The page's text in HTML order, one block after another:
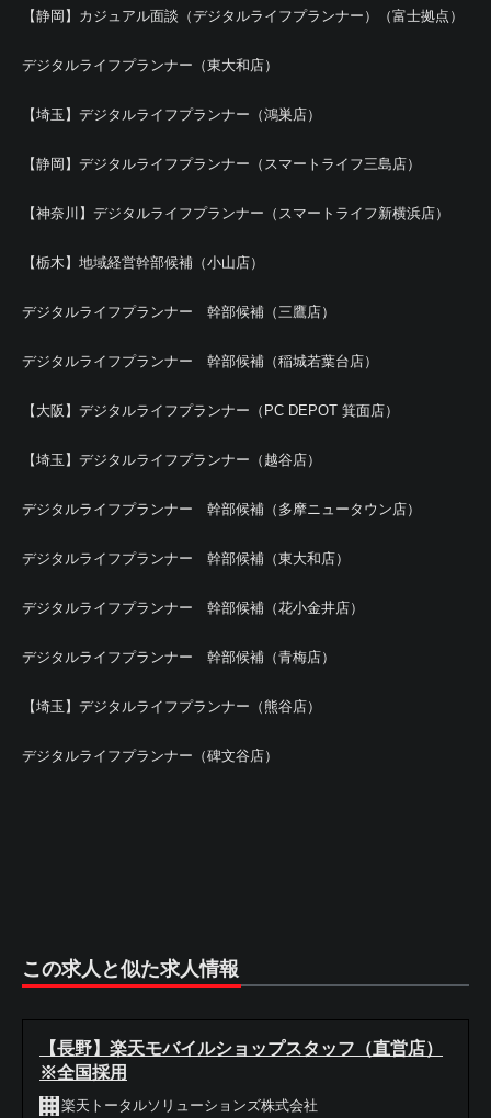
【静岡】カジュアル面談（デジタルライフプランナー）（富士拠点）
デジタルライフプランナー（東大和店）
【埼玉】デジタルライフプランナー（鴻巣店）
【静岡】デジタルライフプランナー（スマートライフ三島店）
【神奈川】デジタルライフプランナー（スマートライフ新横浜店）
【栃木】地域経営幹部候補（小山店）
デジタルライフプランナー 幹部候補（三鷹店）
デジタルライフプランナー 幹部候補（稲城若葉台店）
【大阪】デジタルライフプランナー（PC DEPOT 箕面店）
【埼玉】デジタルライフプランナー（越谷店）
デジタルライフプランナー 幹部候補（多摩ニュータウン店）
デジタルライフプランナー 幹部候補（東大和店）
デジタルライフプランナー 幹部候補（花小金井店）
デジタルライフプランナー 幹部候補（青梅店）
【埼玉】デジタルライフプランナー（熊谷店）
デジタルライフプランナー（碑文谷店）
この求人と似た求人情報
【長野】楽天モバイルショップスタッフ（直営店）
※全国採用
楽天トータルソリューションズ株式会社